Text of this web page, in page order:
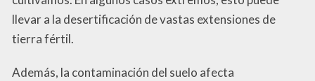
llevar a la desertificación de vastas extensiones de
tierra fértil.
Además, la contaminación del suelo afecta